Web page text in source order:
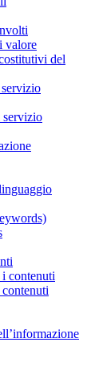
valore
del
servizio
contenuti